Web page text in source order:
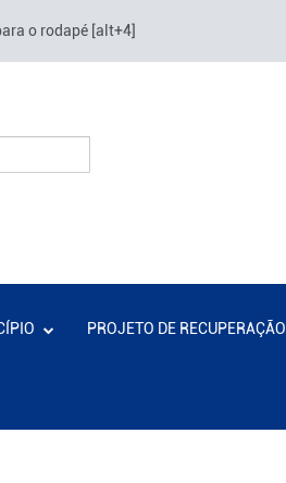
o rodapé [alt+4]
PROJETO DE RECUPERAÇÃO